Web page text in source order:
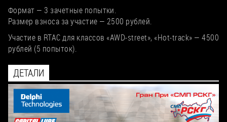
Формат — 3 зачетные попытки.
Размер взноса за участие — 2500 рублей.
Участие в RTAC для классов «AWD-street», «Hot-track» — 4500
рублей (5 попыток).
ДЕТАЛИ